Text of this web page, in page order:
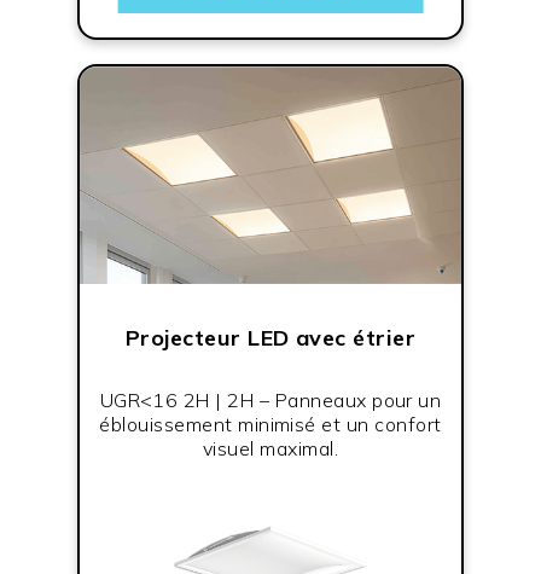
Projecteur LED avec étrier
UGR<16 2H | 2H – Panneaux pour un
éblouissement minimisé et un confort
visuel maximal.